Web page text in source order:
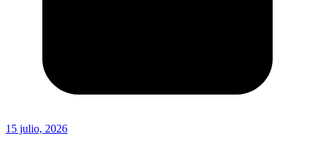
15 julio, 2026